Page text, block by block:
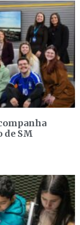
de SM